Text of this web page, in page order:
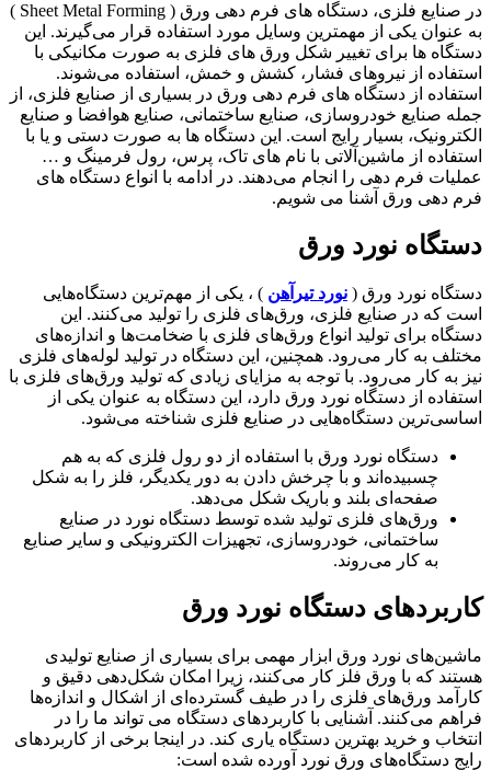
در صنایع فلزی، دستگاه های فرم دهی ورق ( Sheet Metal Forming )
به عنوان یکی از مهمترین وسایل مورد استفاده قرار می‌گیرند. این
دستگاه ها برای تغییر شکل ورق های فلزی به صورت مکانیکی با
استفاده از نیروهای فشار، کشش و خمش، استفاده می‌شوند.
استفاده از دستگاه های فرم دهی ورق در بسیاری از صنایع فلزی، از
جمله صنایع خودروسازی، صنایع ساختمانی، صنایع هوافضا و صنایع
الکترونیک، بسیار رایج است. این دستگاه ها به صورت دستی و یا با
استفاده از ماشین‌آلاتی با نام های تاک، پرس، رول فرمینگ و …
عملیات فرم دهی را انجام می‌دهند. در ادامه با انواع دستگاه های
فرم دهی ورق آشنا می شویم.
دستگاه نورد ورق
دستگاه نورد ورق ( نورد تیرآهن ) ، یکی از مهم‌ترین دستگاه‌هایی
است که در صنایع فلزی، ورق‌های فلزی را تولید می‌کنند. این
دستگاه برای تولید انواع ورق‌های فلزی با ضخامت‌ها و اندازه‌های
مختلف به کار می‌رود. همچنین، این دستگاه در تولید لوله‌های فلزی
نیز به کار می‌رود. با توجه به مزایای زیادی که تولید ورق‌های فلزی با
استفاده از دستگاه نورد ورق دارد، این دستگاه به عنوان یکی از
اساسی‌ترین دستگاه‌هایی در صنایع فلزی شناخته می‌شود.
دستگاه نورد ورق با استفاده از دو رول فلزی که به هم
چسبیده‌اند و با چرخش دادن به دور یکدیگر، فلز را به شکل
صفحه‌ای بلند و باریک شکل می‌دهد.
ورق‌های فلزی تولید شده توسط دستگاه نورد در صنایع
ساختمانی، خودروسازی، تجهیزات الکترونیکی و سایر صنایع
به کار می‌روند.
کاربردهای دستگاه نورد ورق
ماشین‌های نورد ورق ابزار مهمی برای بسیاری از صنایع تولیدی
هستند که با ورق فلز کار می‌کنند، زیرا امکان شکل‌دهی دقیق و
کارآمد ورق‌های فلزی را در طیف گسترده‌ای از اشکال و اندازه‌ها
فراهم می‌کنند. آشنایی با کاربردهای دستگاه می تواند ما را در
انتخاب و خرید بهترین دستگاه یاری کند. در اینجا برخی از کاربردهای
رایج دستگاه‌های ورق نورد آورده شده است: